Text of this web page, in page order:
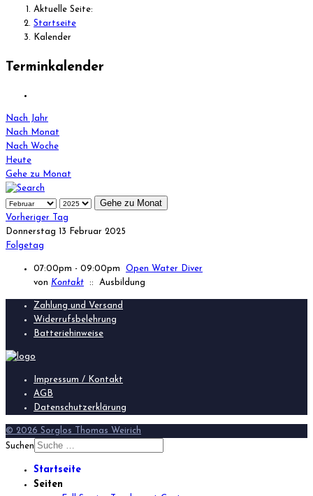
Aktuelle Seite:
Startseite
Kalender
Terminkalender
Nach Jahr
Nach Monat
Nach Woche
Heute
Gehe zu Monat
Gehe zu Monat
Vorheriger Tag
Donnerstag 13 Februar 2025
Folgetag
07:00pm - 09:00pm Open Water Diver
von Kontakt :: Ausbildung
Zahlung und Versand
Widerrufsbelehrung
Batteriehinweise
Impressum / Kontakt
AGB
Datenschutzerklärung
© 2026 Sorglos Thomas Weirich
Suchen
Startseite
Seiten